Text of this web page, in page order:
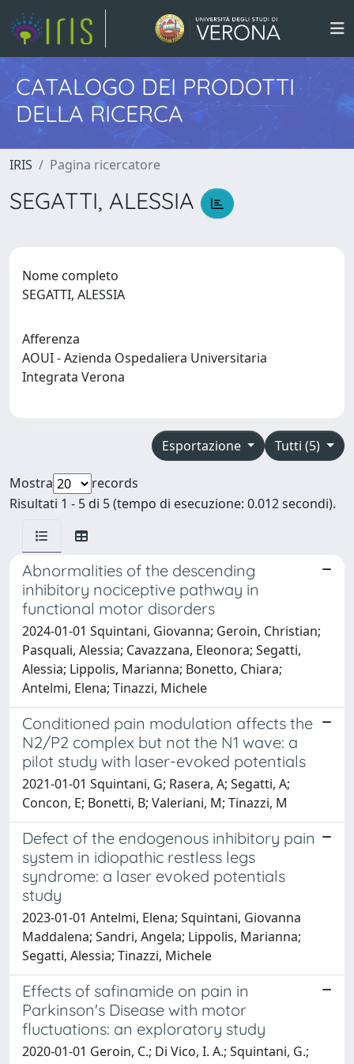
CATALOGO DEI PRODOTTI
DELLA RICERCA
IRIS Pagina ricercatore
SEGATTI, ALESSIA
Nome completo
SEGATTI, ALESSIA
Afferenza
AOUI - Azienda Ospedaliera Universitaria
Integrata Verona
Tutti (5)
Esportazione
Mostra
records
Risultati 1 - 5 di 5 (tempo di esecuzione: 0.012 secondi).
Abnormalities of the descending
inhibitory nociceptive pathway in
functional motor disorders
2024-01-01 Squintani, Giovanna; Geroin, Christian;
Pasquali, Alessia; Cavazzana, Eleonora; Segatti,
Alessia; Lippolis, Marianna; Bonetto, Chiara;
Antelmi, Elena; Tinazzi, Michele
Conditioned pain modulation affects the
N2/P2 complex but not the N1 wave: a
pilot study with laser-evoked potentials
2021-01-01 Squintani, G; Rasera, A; Segatti, A;
Concon, E; Bonetti, B; Valeriani, M; Tinazzi, M
Defect of the endogenous inhibitory pain
system in idiopathic restless legs
syndrome: a laser evoked potentials
study
2023-01-01 Antelmi, Elena; Squintani, Giovanna
Maddalena; Sandri, Angela; Lippolis, Marianna;
Segatti, Alessia; Tinazzi, Michele
Effects of safinamide on pain in
Parkinson's Disease with motor
fluctuations: an exploratory study
2020-01-01 Geroin, C.; Di Vico, I. A.; Squintani, G.;